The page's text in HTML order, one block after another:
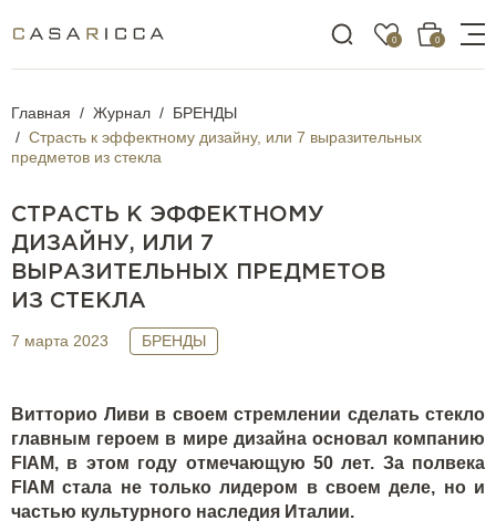
0 0
Главная Журнал
БРЕНДЫ
Страсть к эффектному дизайну, или 7 выразительных
предметов из стекла
СТРАСТЬ К ЭФФЕКТНОМУ
ДИЗАЙНУ, ИЛИ 7
ВЫРАЗИТЕЛЬНЫХ ПРЕДМЕТОВ
ИЗ СТЕКЛА
7 марта 2023 БРЕНДЫ
Витторио Ливи в своем стремлении сделать стекло
главным героем в мире дизайна основал компанию
FIAM, в этом году отмечающую 50 лет. За полвека
FIAM стала не только лидером в своем деле, но и
частью культурного наследия Италии.